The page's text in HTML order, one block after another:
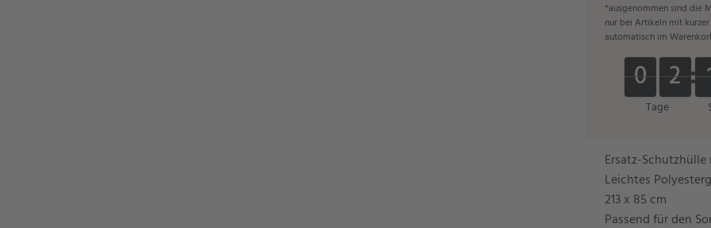
*ausgenommen sind die
nur bei Artikeln mit
automatisch im
Tage
0
0
0
0 2
2
2
2
Ersatz-
Leichtes
213 x 85 cm
Passend für den